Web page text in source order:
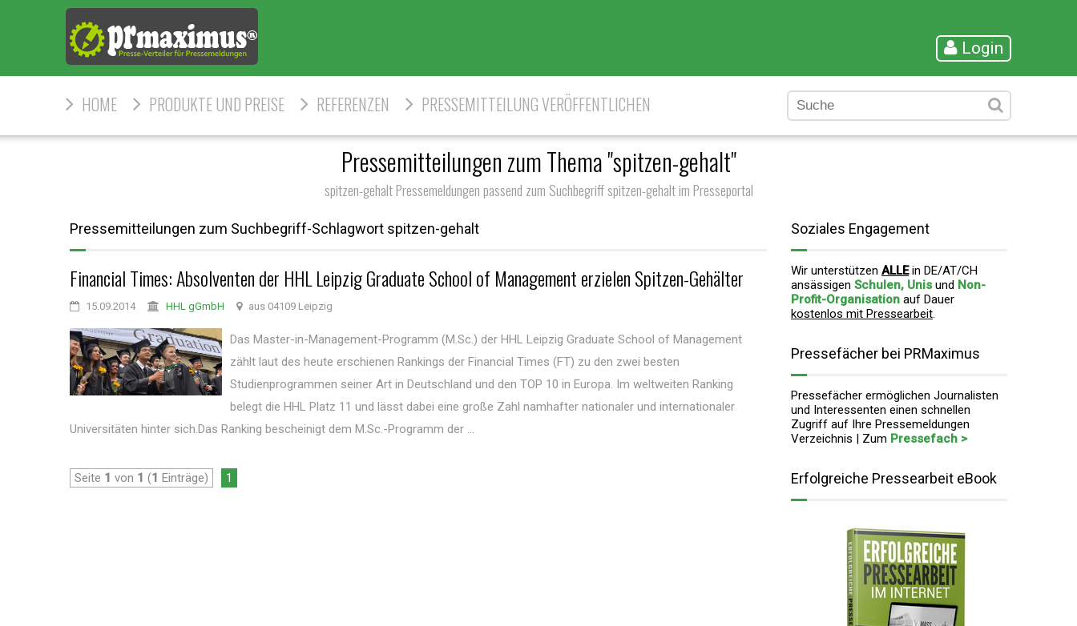
Login
HOME PRODUKTE UND PREISE REFERENZEN PRESSEMITTEILUNG VERÖFFENTLICHEN
Pressemitteilungen zum Thema "spitzen-gehalt"
spitzen-gehalt Pressemeldungen passend zum Suchbegriff spitzen-gehalt im Presseportal
Pressemitteilungen zum Suchbegriff-Schlagwort spitzen-gehalt
Financial Times: Absolventen der HHL Leipzig Graduate School of Management erzielen Spitzen-Gehälter
15.09.2014 HHL gGmbH aus 04109 Leipzig
Das Master-in-Management-Programm (M.Sc.) der HHL Leipzig Graduate School of Management
zählt laut des heute erschienen Rankings der Financial Times (FT) zu den zwei besten
Studienprogrammen seiner Art in Deutschland und den TOP 10 in Europa. Im weltweiten Ranking
belegt die HHL Platz 11 und lässt dabei eine große Zahl namhafter nationaler und internationaler
Universitäten hinter sich.Das Ranking bescheinigt dem M.Sc.-Programm der ...
Seite 1 von 1 (1 Einträge) 1
Soziales Engagement
Wir unterstützen ALLEin DE/AT/CH
ansässigen Schulen, Unis und Non-
Profit-Organisation auf Dauer
kostenlos mit Pressearbeit.
Pressefächer bei PRMaximus
Pressefächer ermöglichen Journalisten
und Interessenten einen schnellen
Zugriff auf Ihre Pressemeldungen
Verzeichnis | Zum Pressefach >
Erfolgreiche Pressearbeit eBook